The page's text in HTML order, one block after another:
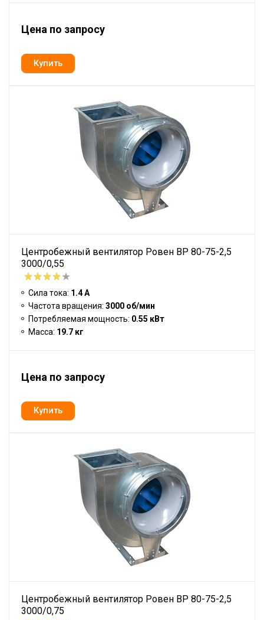
Цена по запросу
Центробежный вентилятор Ровен BP 80-75-2,5
3000/0,55
Сила тока: 1.4 А
Частота вращения: 3000 об/мин
Потребляемая мощность: 0.55 кВт
Масса: 19.7 кг
Цена по запросу
Центробежный вентилятор Ровен BP 80-75-2,5
3000/0,75